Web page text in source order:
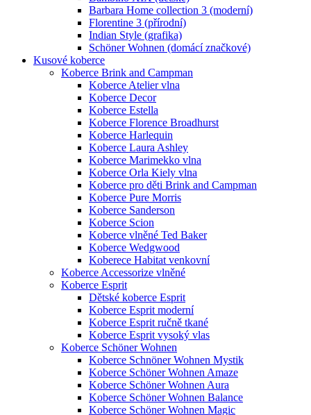
Barbara Home collection 3 (moderní)
Florentine 3 (přírodní)
Indian Style (grafika)
Schöner Wohnen (domácí značkové)
Kusové koberce
Koberce Brink and Campman
Koberce Atelier vlna
Koberce Decor
Koberce Estella
Koberce Florence Broadhurst
Koberce Harlequin
Koberce Laura Ashley
Koberce Marimekko vlna
Koberce Orla Kiely vlna
Koberce pro děti Brink and Campman
Koberce Pure Morris
Koberce Sanderson
Koberce Scion
Koberce vlněné Ted Baker
Koberce Wedgwood
Koberece Habitat venkovní
Koberce Accessorize vlněné
Koberce Esprit
Dětské koberce Esprit
Koberce Esprit moderní
Koberce Esprit ručně tkané
Koberce Esprit vysoký vlas
Koberce Schöner Wohnen
Koberce Schnöner Wohnen Mystik
Koberce Schöner Wohnen Amaze
Koberce Schöner Wohnen Aura
Koberce Schöner Wohnen Balance
Koberce Schöner Wohnen Magic